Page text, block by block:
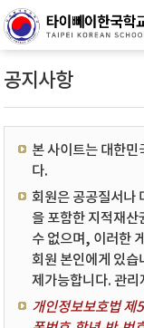
공지사항
본 사이트는 대한민
다.
회원은 공공질서나
을 포함한 지적재산
수 없으며, 이러한
회원 본인에게 있
제가능합니다. 관
개인정보보호법 제